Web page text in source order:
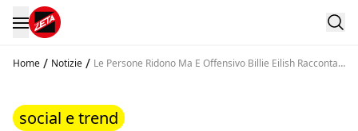
Home / Notizie / Le Persone Ridono Ma E Offensivo Billie Eilish Racconta
social e trend